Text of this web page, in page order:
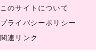
このサイトについて
プライバシーポリシー
関連リンク